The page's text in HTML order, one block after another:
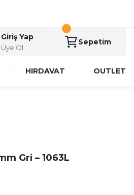
Giriş Yap
Üye Ol
Sepetim
HIRDAVAT OUTLET
Gri – 1063L